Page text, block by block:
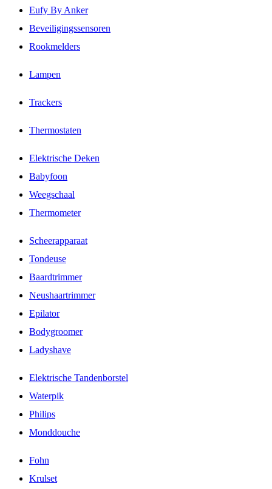
Eufy By Anker
Beveiligingssensoren
Rookmelders
Lampen
Trackers
Thermostaten
Elektrische Deken
Babyfoon
Weegschaal
Thermometer
Scheerapparaat
Tondeuse
Baardtrimmer
Neushaartrimmer
Epilator
Bodygroomer
Ladyshave
Elektrische Tandenborstel
Waterpik
Philips
Monddouche
Fohn
Krulset